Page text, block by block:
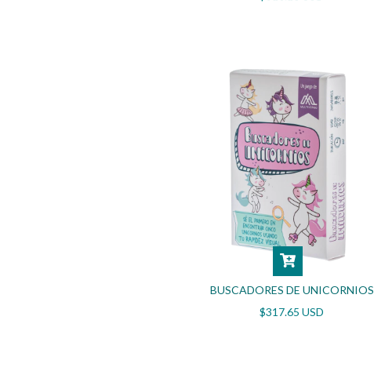
BUSCADORES DE UNICORNIOS
$317.65 USD